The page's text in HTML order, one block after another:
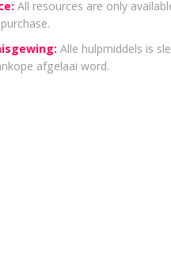
All resources are only
Alle hulpmiddels is
afgelaai word.